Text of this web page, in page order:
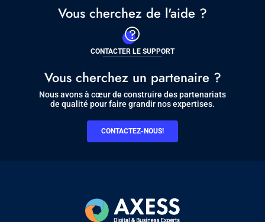
Vous cherchez de l'aide ?
CONTACTER LE SUPPORT
Vous cherchez un partenaire ?
Nous avons à cœur de construire des partenariats
de qualité pour faire grandir nos expertises.
CONTACTEZ-NOUS!